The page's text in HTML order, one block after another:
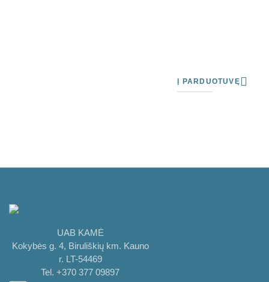
Į PARDUOTUVĘ
UAB KAMĖ
Kokybės g. 4, Biruliškių km. Kauno
r. LT-54469
Tel. +370 377 09897